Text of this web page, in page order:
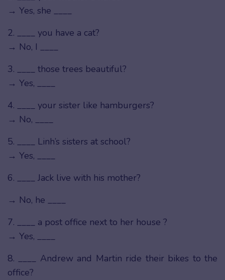
→ Yes, she ____
2. ____ you have a cat?
→ No, I ____
3. ____ those trees beautiful?
→ Yes, ____
4. ____ your sister like hamburgers?
→ No, ____
5. ____ Linh’s sisters at school?
→ Yes, ____
6. ____ Jack live with his mother?
→ No, he ____
7. ____ a post office next to her house ?
→ Yes, ____
8. ____ Andrew and Martin ride their bikes to the
office?